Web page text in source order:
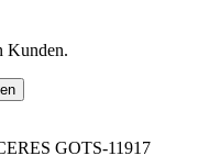
Kunden.
GOTS-11917